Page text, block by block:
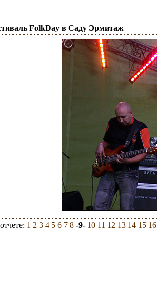
FolkDay в Саду Эрмитаж
1 2 3 4 5 6 7 8 -9- 10 11 12 13 14 15 16